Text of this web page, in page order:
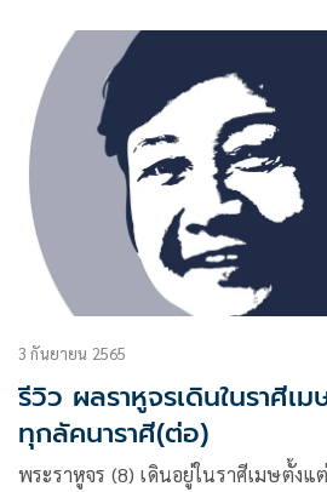
3 กันยายน 2565
รีวิว ผลราหูจรเดินในราศีเ
ทุกลัคนาราศี(ต่อ)
พระราหูจร (8) เดินอยู่ในราศีเมษตั้งแ